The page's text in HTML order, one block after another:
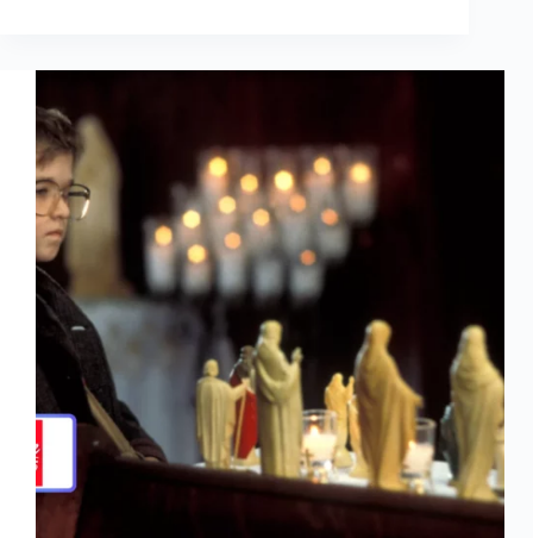
qui
frissonner
soir
sur
Chérie
25